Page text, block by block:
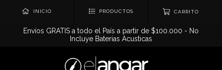
INICIO PRODUCTOS CARRITO
Envíos GRATIS a todo el País a partir de $100.000 - No
Incluye Baterias Acusticas